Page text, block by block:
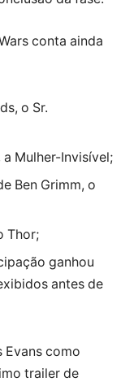
conta ainda
o Sr.
Mulher-Invisível;
Ben Grimm, o
Thor;
ganhou
antes de
Evans como
trailer de